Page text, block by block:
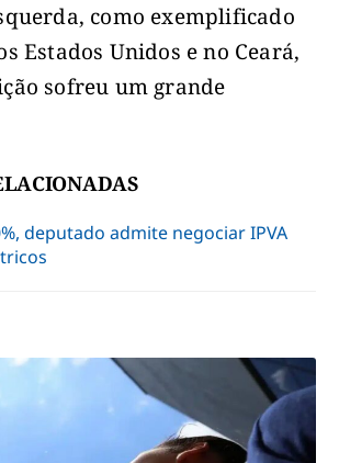
como exemplificado
Estados Unidos e no Ceará,
sofreu um grande
deputado admite negociar IPVA